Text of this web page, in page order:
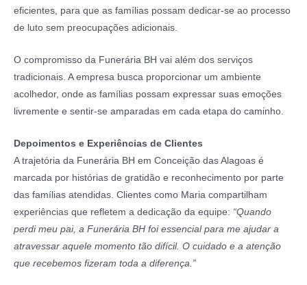
eficientes, para que as famílias possam dedicar-se ao processo
de luto sem preocupações adicionais.
O compromisso da Funerária BH vai além dos serviços
tradicionais. A empresa busca proporcionar um ambiente
acolhedor, onde as famílias possam expressar suas emoções
livremente e sentir-se amparadas em cada etapa do caminho.
Depoimentos e Experiências de Clientes
A trajetória da Funerária BH em Conceição das Alagoas é
marcada por histórias de gratidão e reconhecimento por parte
das famílias atendidas. Clientes como Maria compartilham
experiências que refletem a dedicação da equipe: “Quando
perdi meu pai, a Funerária BH foi essencial para me ajudar a
atravessar aquele momento tão difícil. O cuidado e a atenção
que recebemos fizeram toda a diferença.”